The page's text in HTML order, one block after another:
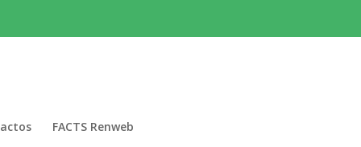
FACTS Renweb